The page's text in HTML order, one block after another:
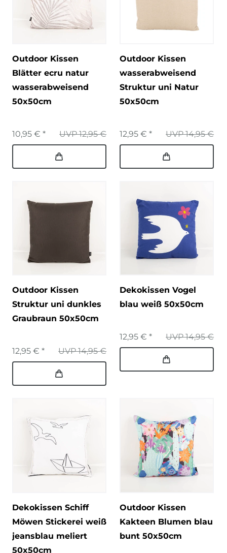
Outdoor Kissen
Blätter ecru natur
wasserabweisend
50x50cm
UVP 12,95 €
10,95 € *
Outdoor Kissen
wasserabweisend
Struktur uni Natur
50x50cm
UVP 14,95 €
12,95 € *
Outdoor Kissen
Struktur uni dunkles
Graubraun 50x50cm
UVP 14,95 €
12,95 € *
Dekokissen Vogel
blau weiß 50x50cm
UVP 14,95 €
12,95 € *
Dekokissen Schiff
Möwen Stickerei weiß
jeansblau meliert
50x50cm
Outdoor Kissen
Kakteen Blumen blau
bunt 50x50cm